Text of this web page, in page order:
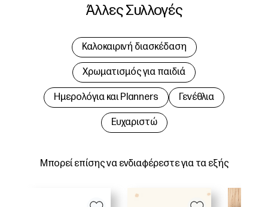
Μπορεί επίσης να ενδιαφέρεστε για τα εξής
Άλλες Συλλογές
Καλοκαιρινή διασκέδαση
Χρωματισμός για παιδιά
Hμερολόγια και Planners Γενέθλια
Ευχαριστώ